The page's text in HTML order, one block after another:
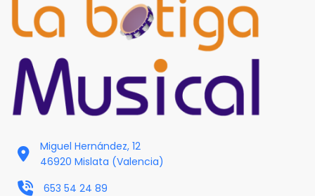
Miguel Hernández, 12
46920 Mislata (Valencia)
653 54 24 89